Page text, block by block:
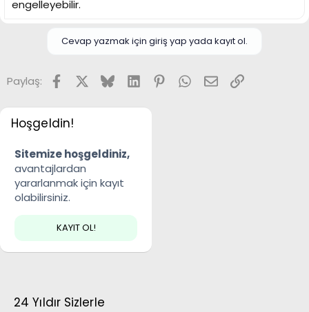
engelleyebilir.
Cevap yazmak için giriş yap yada kayıt ol.
Paylaş: FacebookBlueskyLinkedInPinterestWhatsApp
E-posta
Link
Hoşgeldin!
Sitemize hoşgeldiniz,
avantajlardan
yararlanmak için kayıt
olabilirsiniz.
KAYIT OL!
24 Yıldır Sizlerle